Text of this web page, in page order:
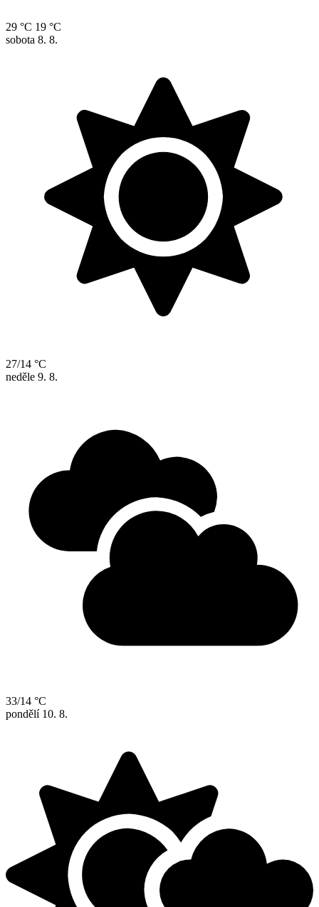
29 °C 19 °C
sobota 8. 8.
27/14 °C
neděle 9. 8.
33/14 °C
pondělí 10. 8.